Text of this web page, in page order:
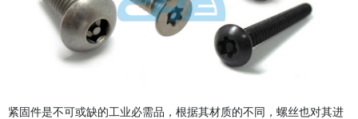
紧固件是不可或缺的工业必需品，根据其材质的不同，螺丝也对其进